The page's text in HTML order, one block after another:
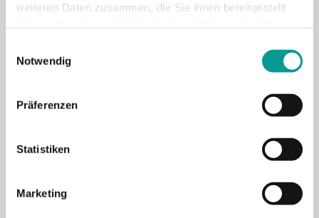
weiteren Daten zusammen, die Sie ihnen bereitgestellt
Notwendig
Präferenzen
Statistiken
Marketing
Relocation Services für Unternehmen:
entscheiden
Erfolg oder Abbruch entscheiden Relocation […]